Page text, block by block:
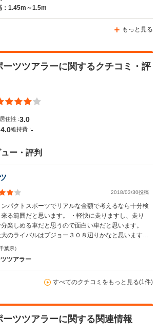
：1.45m～1.5m
もっと見る
ーツツアラーに関するクチコミ・評
居住性 :3.0
4.0維持費 :-
ー・評判
2018/03/30投稿
ンパクトスポーツでリアルな金額で考えるなら十分検
る範囲だと思います。 ・軽快に走りますし、走り
分楽しめる車だと思うので面白い車だと思います。
大のライバルはプジョー３０８辺りかなと思います。
フだとGTI、Aクラスなら250になりますので価格帯
し違う気がします。
葉県）
ツアラー
すべてのクチコミをもっと見る(1件)
ーツツアラーに関する関連情報